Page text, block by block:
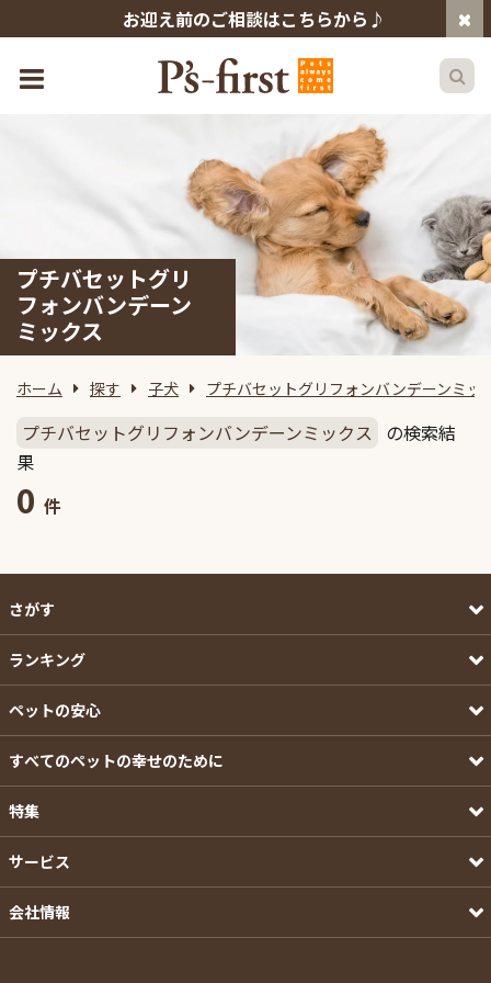
お迎え前のご相談はこちらから♪
プチバセットグリ
フォンバンデーン
ミックス
ホーム 探す 子犬 プチバセットグリフォンバンデーンミッ
プチバセットグリフォンバンデーンミックス の検索結
果
0 件
さがす
ランキング
ペットの安心
すべてのペットの幸せのために
特集
サービス
会社情報